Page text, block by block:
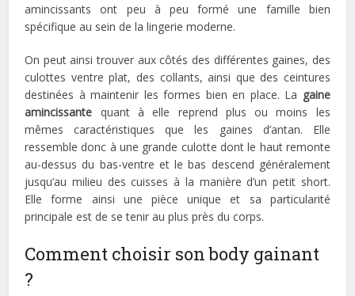
amincissants ont peu à peu formé une famille bien
spécifique au sein de la lingerie moderne.
On peut ainsi trouver aux côtés des différentes gaines, des
culottes ventre plat, des collants, ainsi que des ceintures
destinées à maintenir les formes bien en place. La gaine
amincissante quant à elle reprend plus ou moins les
mêmes caractéristiques que les gaines d’antan. Elle
ressemble donc à une grande culotte dont le haut remonte
au-dessus du bas-ventre et le bas descend généralement
jusqu’au milieu des cuisses à la manière d’un petit short.
Elle forme ainsi une pièce unique et sa particularité
principale est de se tenir au plus près du corps.
Comment choisir son body gainant
?